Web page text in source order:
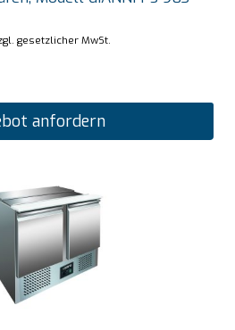
gesetzlicher MwSt.
anfordern